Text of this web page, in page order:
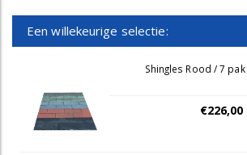
Een willekeurige selectie:
Shingles Rood / 7
€226,00